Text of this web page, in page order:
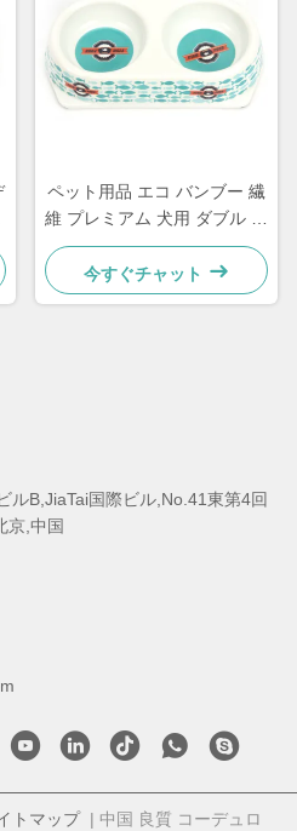
ペット用品 エコ バンブー 繊
維 プレミアム 犬用 ダブル ボ
ウル
今すぐチャット
ルB,JiaTai国際ビル,No.41東第4回
京,中国
トマップ| 中国 良質 コーデュロ